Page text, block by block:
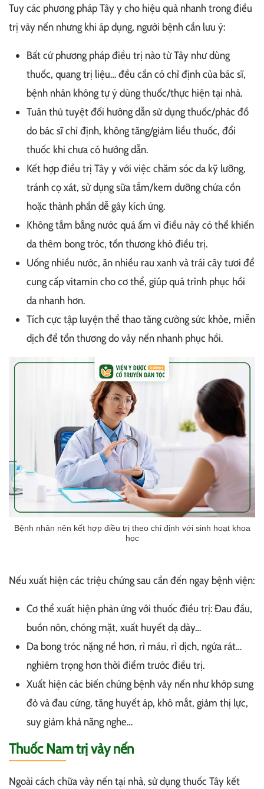
Tuy các phương pháp Tây y cho hiệu quả nhanh trong điều
trị vảy nến nhưng khi áp dụng, người bệnh cần lưu ý:
Bất cứ phương pháp điều trị nào từ Tây như dùng
thuốc, quang trị liệu… đều cần có chỉ định của bác sĩ,
bệnh nhân không tự ý dùng thuốc/thực hiện tại nhà.
Tuân thủ tuyệt đối hướng dẫn sử dụng thuốc/phác đồ
do bác sĩ chỉ định, không tăng/giảm liều thuốc, đổi
thuốc khi chưa có hướng dẫn.
Kết hợp điều trị Tây y với việc chăm sóc da kỹ lưỡng,
tránh cọ xát, sử dụng sữa tắm/kem dưỡng chứa cồn
hoặc thành phần dễ gây kích ứng.
Không tắm bằng nước quá ấm vì điều này có thể khiến
da thêm bong tróc, tổn thương khó điều trị.
Uống nhiều nước, ăn nhiều rau xanh và trái cây tươi để
cung cấp vitamin cho cơ thể, giúp quá trình phục hồi
da nhanh hơn.
Tích cực tập luyện thể thao tăng cường sức khỏe, miễn
dịch để tổn thương do vảy nến nhanh phục hồi.
Bệnh nhân nên kết hợp điều trị theo chỉ định với sinh hoạt khoa
học
Nếu xuất hiện các triệu chứng sau cần đến ngay bệnh viện:
Cơ thể xuất hiện phản ứng với thuốc điều trị: Đau đầu,
buồn nôn, chóng mặt, xuất huyết dạ dày…
Da bong tróc nặng nề hơn, rỉ máu, rỉ dịch, ngứa rát…
nghiêm trọng hơn thời điểm trước điều trị.
Xuất hiện các biến chứng bệnh vảy nến như khớp sưng
đỏ và đau cứng, tăng huyết áp, khô mắt, giảm thị lực,
suy giảm khả năng nghe…
Thuốc Nam trị vảy nến
Ngoài cách chữa vảy nến tại nhà, sử dụng thuốc Tây kết